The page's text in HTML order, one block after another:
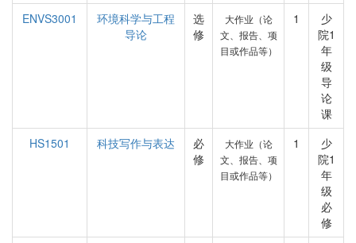
ENVS3001
环境科学与工程
导论
选
修
大作业（论
文、报告、项
目或作品等）
1
少
院1
年
级
导
论
课
HS1501
科技写作与表达
必
修
大作业（论
文、报告、项
目或作品等）
1
少
院1
年
级
必
修